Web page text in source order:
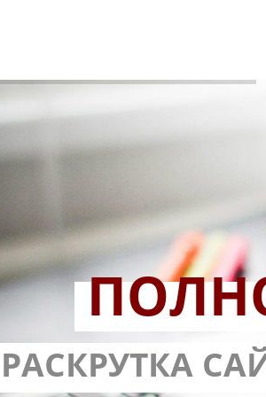
С
РАСКРУТКА